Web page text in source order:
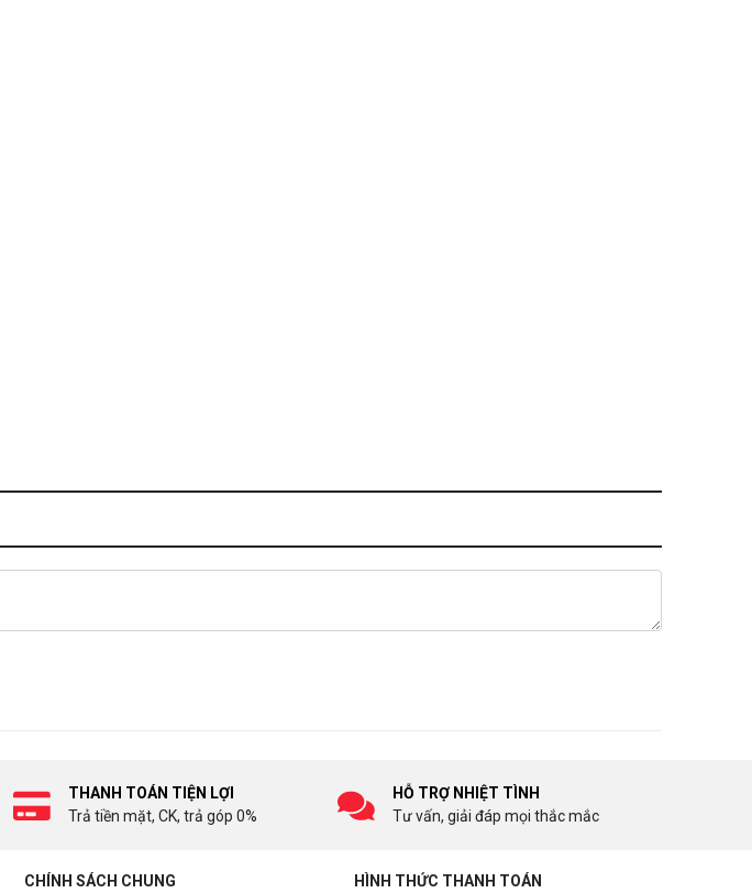
THANH TOÁN TIỆN LỢI
Trả tiền mặt, CK, trả góp 0%
HỖ TRỢ NHIỆT TÌNH
Tư vấn, giải đáp mọi thắc mắc
CHÍNH SÁCH CHUNG HÌNH THỨC THANH TOÁN